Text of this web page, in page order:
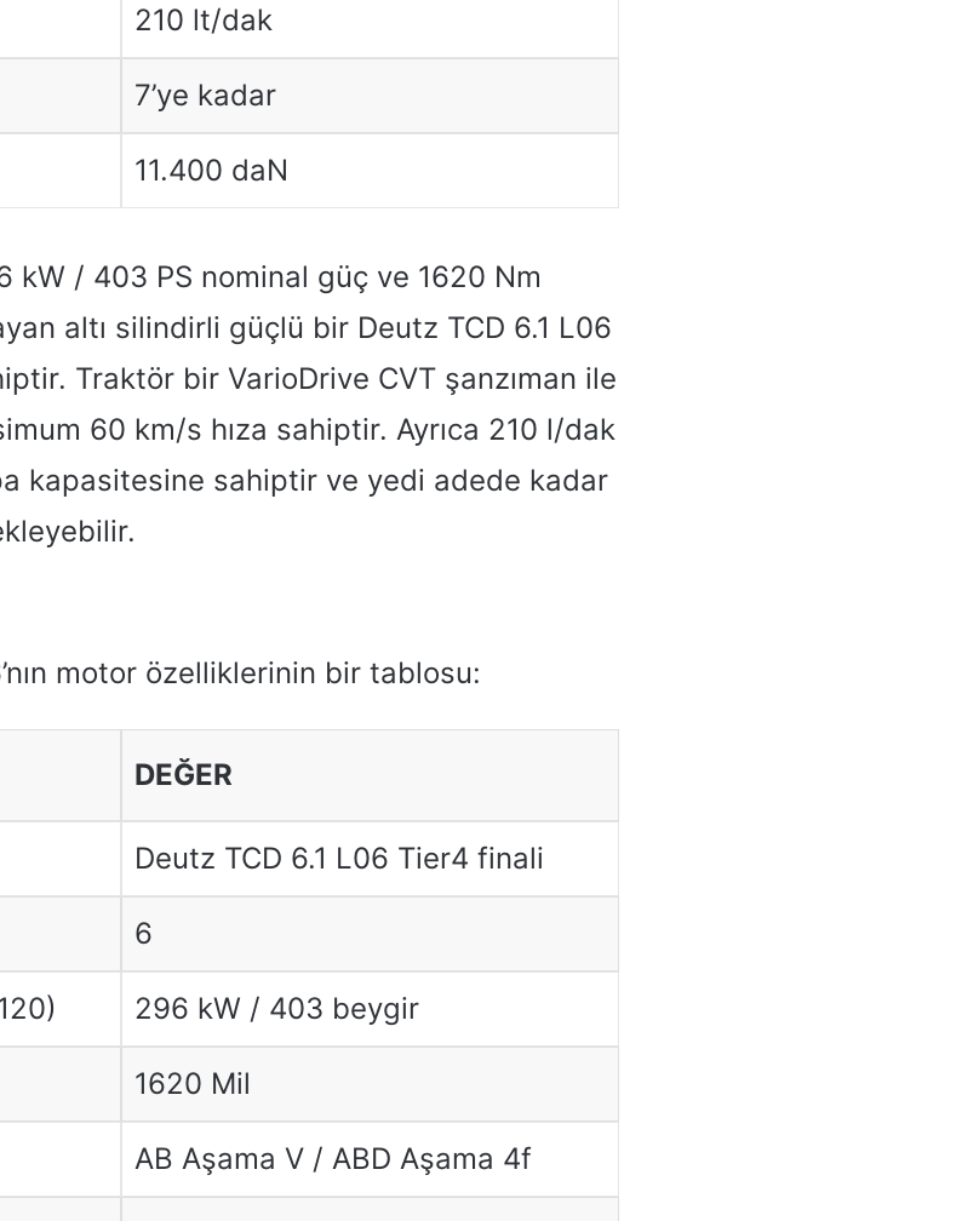
210 lt/dak
7’ye kadar
11.400 daN
kW / 403 PS nominal güç ve 1620 Nm
altı silindirli güçlü bir Deutz TCD 6.1 L06
Traktör bir VarioDrive CVT şanzıman ile
60 km/s hıza sahiptir. Ayrıca 210 l/dak
kapasitesine sahiptir ve yedi adede kadar
motor özelliklerinin bir tablosu:
DEĞER
Deutz TCD 6.1 L06 Tier4 finali
6
296 kW / 403 beygir
1620 Mil
AB Aşama V / ABD Aşama 4f